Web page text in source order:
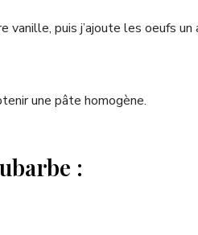
puis j’ajoute les oeufs un
une pâte homogène.
: